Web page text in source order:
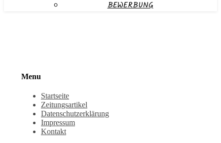
BEWERBUNG
Menu
Startseite
Zeitungsartikel
Datenschutzerklärung
Impressum
Kontakt